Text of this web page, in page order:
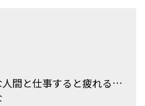
間と仕事すると疲れる…